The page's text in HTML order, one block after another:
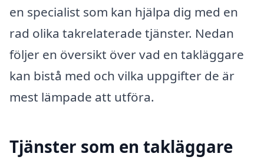
en specialist som kan hjälpa dig med en
rad olika takrelaterade tjänster. Nedan
följer en översikt över vad en takläggare
kan bistå med och vilka uppgifter de är
mest lämpade att utföra.
Tjänster som en takläggare